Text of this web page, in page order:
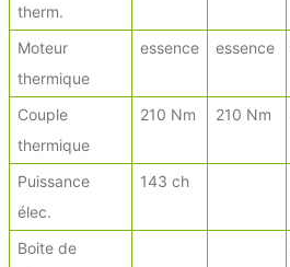
therm.
Moteur
thermique
essence essence
Couple
thermique
210 Nm 210 Nm
Puissance
élec.
143 ch
Boite de